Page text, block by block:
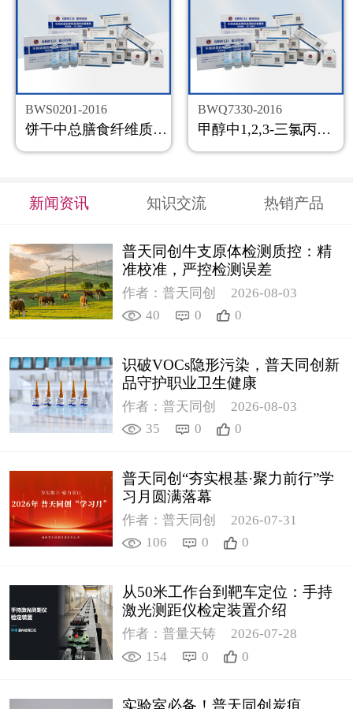
BWS0201-2016
饼干中总膳食纤维质控样品
BWQ7330-2016
甲醇中1,2,3-三氯丙烷溶液标准物质
新闻资讯 知识交流 热销产品
普天同创牛支原体检测质控：精
准校准，严控检测误差
作者：普天同创
2026-08-03
40
0 0
识破VOCs隐形污染，普天同创新
品守护职业卫生健康
作者：普天同创
2026-08-03
35
0 0
普天同创“夯实根基·聚力前行”学
习月圆满落幕
作者：普天同创
2026-07-31
106
0 0
从50米工作台到靶车定位：手持
激光测距仪检定装置介绍
作者：普量天铸
2026-07-28
154
0 0